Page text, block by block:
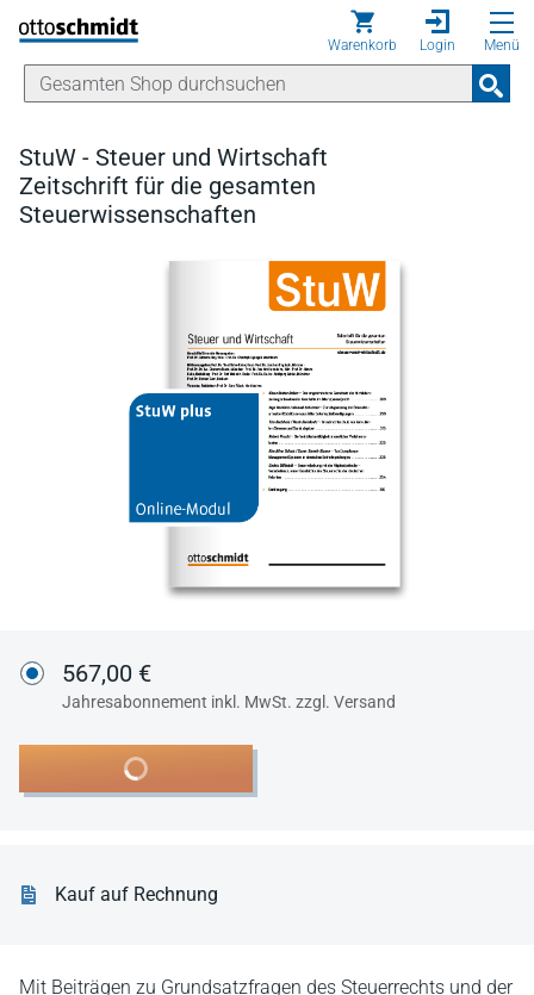
Direkt zum Inhalt
Warenkorb Login Menü
StuW - Steuer und Wirtschaft
Zeitschrift für die gesamten
Steuerwissenschaften
Mit Beiträgen zu Grundsatzfragen des Steuerrechts und der
567,00 €
Jahresabonnement inkl. MwSt. zzgl. Versand
In den Warenkorb
Kauf auf Rechnung